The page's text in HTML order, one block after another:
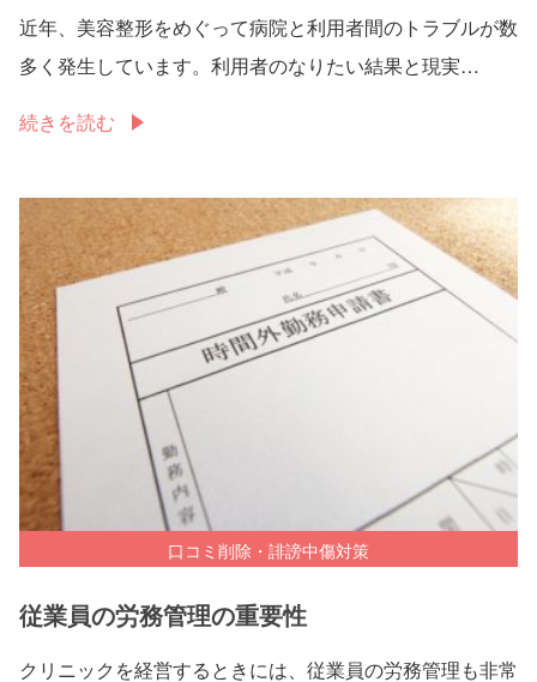
近年、美容整形をめぐって病院と利用者間のトラブルが数
多く発生しています。利用者のなりたい結果と現実…
続きを読む
口コミ削除・誹謗中傷対策
従業員の労務管理の重要性
クリニックを経営するときには、従業員の労務管理も非常